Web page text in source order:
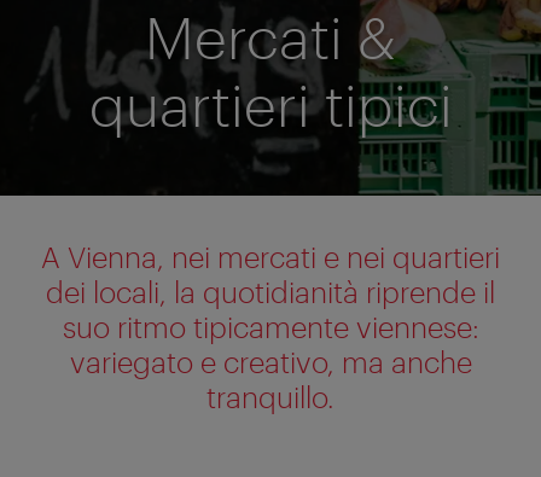
Mercati &
quartieri tipici
A Vienna, nei mercati e nei quartieri
dei locali, la quotidianità riprende il
suo ritmo tipicamente viennese:
variegato e creativo, ma anche
tranquillo.